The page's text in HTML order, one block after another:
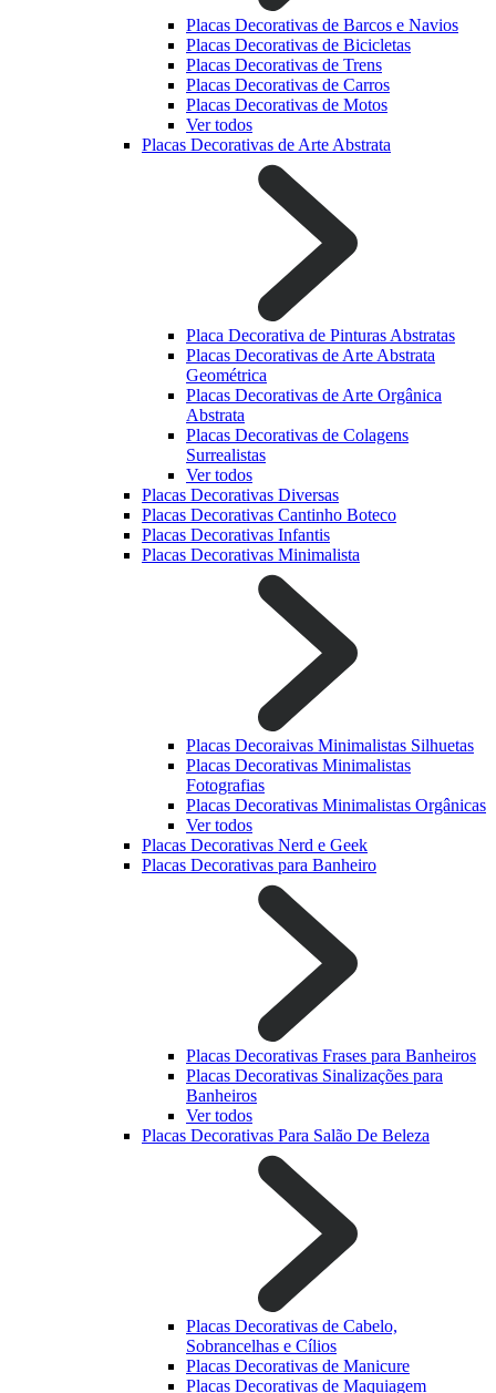
Placas Decorativas de Barcos e Navios
Placas Decorativas de Bicicletas
Placas Decorativas de Trens
Placas Decorativas de Carros
Placas Decorativas de Motos
Ver todos
Placas Decorativas de Arte Abstrata
Placa Decorativa de Pinturas Abstratas
Placas Decorativas de Arte Abstrata
Geométrica
Placas Decorativas de Arte Orgânica
Abstrata
Placas Decorativas de Colagens
Surrealistas
Ver todos
Placas Decorativas Diversas
Placas Decorativas Cantinho Boteco
Placas Decorativas Infantis
Placas Decorativas Minimalista
Placas Decoraivas Minimalistas Silhuetas
Placas Decorativas Minimalistas
Fotografias
Placas Decorativas Minimalistas Orgânicas
Ver todos
Placas Decorativas Nerd e Geek
Placas Decorativas para Banheiro
Placas Decorativas Frases para Banheiros
Placas Decorativas Sinalizações para
Banheiros
Ver todos
Placas Decorativas Para Salão De Beleza
Placas Decorativas de Cabelo,
Sobrancelhas e Cílios
Placas Decorativas de Manicure
Placas Decorativas de Maquiagem